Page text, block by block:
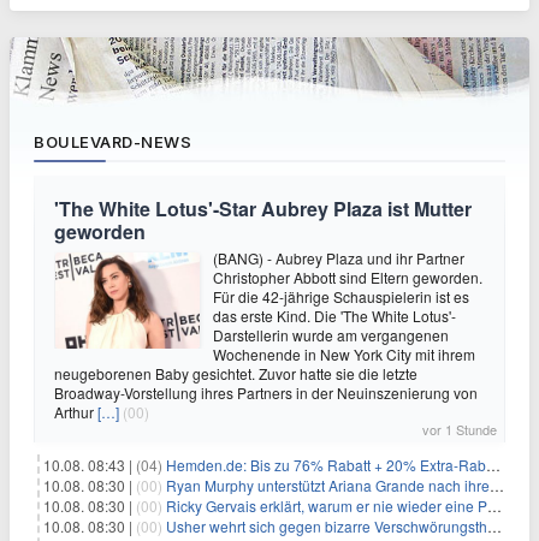
BOULEVARD-NEWS
'The White Lotus'-Star Aubrey Plaza ist Mutter
geworden
(BANG) - Aubrey Plaza und ihr Partner
Christopher Abbott sind Eltern geworden.
Für die 42-jährige Schauspielerin ist es
das erste Kind. Die 'The White Lotus'-
Darstellerin wurde am vergangenen
Wochenende in New York City mit ihrem
neugeborenen Baby gesichtet. Zuvor hatte sie die letzte
Broadway-Vorstellung ihres Partners in der Neuinszenierung von
Arthur[…] (00)
vor 1 Stunde
10.08. 08:43 | (04) Hemden.de: Bis zu 76% Rabatt + 20% Extra-Rabatt auf ALLE Hemden
10.08. 08:30 | (00) Ryan Murphy unterstützt Ariana Grande nach ihrem Ausstieg bei 'American Horror Story'
10.08. 08:30 | (00) Ricky Gervais erklärt, warum er nie wieder eine Preisverleihung moderieren will
10.08. 08:30 | (00) Usher wehrt sich gegen bizarre Verschwörungstheorie über angeblichen 'Klon'